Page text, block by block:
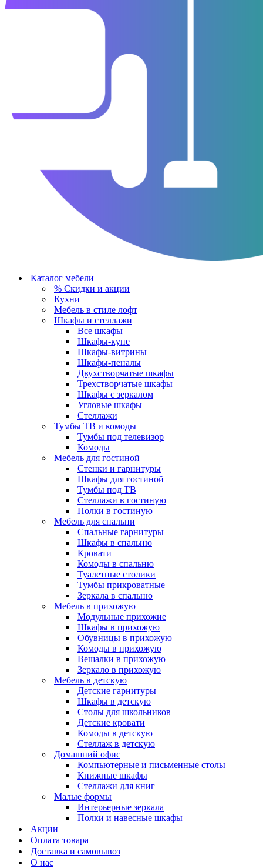
Каталог мебели
% Скидки и акции
Кухни
Мебель в стиле лофт
Шкафы и стеллажи
Все шкафы
Шкафы-купе
Шкафы-витрины
Шкафы-пеналы
Двухстворчатые шкафы
Трехстворчатые шкафы
Шкафы с зеркалом
Угловые шкафы
Стеллажи
Тумбы ТВ и комоды
Тумбы под телевизор
Комоды
Мебель для гостиной
Стенки и гарнитуры
Шкафы для гостиной
Тумбы под ТВ
Стеллажи в гостиную
Полки в гостиную
Мебель для спальни
Спальные гарнитуры
Шкафы в спальню
Кровати
Комоды в спальню
Туалетные столики
Тумбы прикроватные
Зеркала в спальню
Мебель в прихожую
Модульные прихожие
Шкафы в прихожую
Обувницы в прихожую
Комоды в прихожую
Вешалки в прихожую
Зеркало в прихожую
Мебель в детскую
Детские гарнитуры
Шкафы в детскую
Столы для школьников
Детские кровати
Комоды в детскую
Стеллаж в детскую
Домашний офис
Компьютерные и письменные столы
Книжные шкафы
Стеллажи для книг
Малые формы
Интерьерные зеркала
Полки и навесные шкафы
Акции
Оплата товара
Доставка и самовывоз
О нас